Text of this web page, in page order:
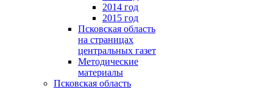
2014 год
2015 год
Псковская область
на страницах
центральных газет
Методические
материалы
Псковская область